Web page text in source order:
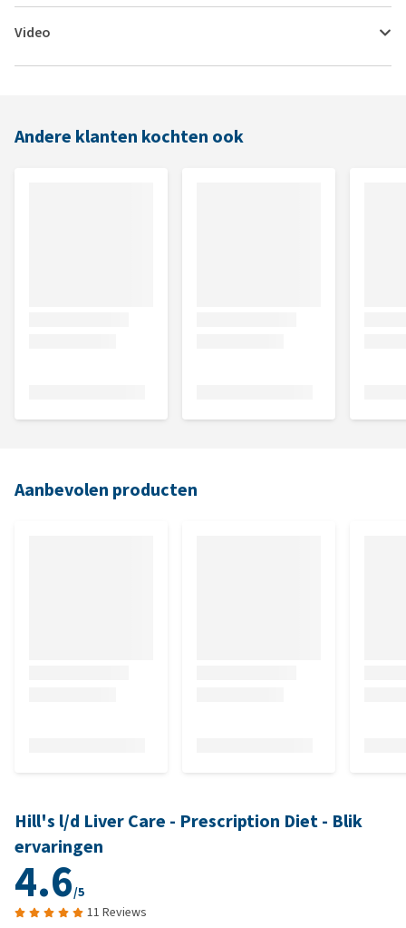
Video
Andere klanten kochten ook
Aanbevolen producten
Hill's l/d Liver Care - Prescription Diet - Blik
ervaringen
4.6/5
11 Reviews